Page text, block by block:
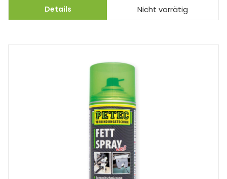
Details Nicht vorrätig